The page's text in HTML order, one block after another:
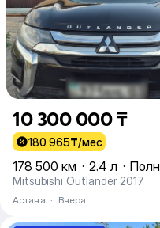
10 300 000 ₸
180 965₸/мес
178 500 км · 2.4 л ·
Mitsubishi Outlander 2017
Астана · Вчера